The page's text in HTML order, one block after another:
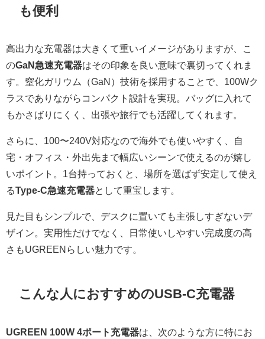
も便利
高出力な充電器は大きくて重いイメージがありますが、こ
のGaN急速充電器はその印象を良い意味で裏切ってくれま
す。窒化ガリウム（GaN）技術を採用することで、100Wク
ラスでありながらコンパクト設計を実現。バッグに入れて
もかさばりにくく、出張や旅行でも活躍してくれます。
さらに、100〜240V対応なので海外でも使いやすく、自
宅・オフィス・外出先まで幅広いシーンで使えるのが嬉し
いポイント。1台持っておくと、場所を選ばず安定して使え
るType-C急速充電器として重宝します。
見た目もシンプルで、デスクに置いても主張しすぎないデ
ザイン。実用性だけでなく、日常使いしやすい完成度の高
さもUGREENらしい魅力です。
こんな人におすすめのUSB-C充電器
UGREEN 100W 4ポート充電器は、次のような方に特にお